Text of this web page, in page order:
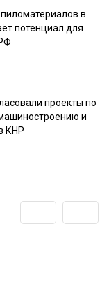
в
потенциал для
проекты по
и
КНР